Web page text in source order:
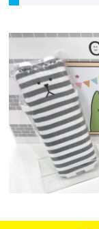
メディア協力
スタッフブログ